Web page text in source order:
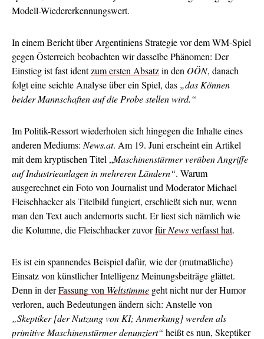
Modell-Wiedererkennungswert.
In einem Bericht über Argentiniens Strategie vor dem WM-Spiel
gegen Österreich beobachten wir dasselbe Phänomen: Der
Einstieg ist fast identzum ersten Absatzin den OÖN, danach
folgt eine seichte Analyse über ein Spiel, das „das Können
beider Mannschaften auf die Probe stellen wird.“
Im Politik-Ressort wiederholen sich hingegen die Inhalte eines
anderen Mediums: News.at. Am 19. Juni erscheint ein Artikel
mit dem kryptischen Titel „Maschinenstürmer verüben Angriffe
auf Industrieanlagen in mehreren Ländern“. Warum
ausgerechnet ein Foto von Journalist und Moderator Michael
Fleischhacker als Titelbild fungiert, erschließt sich nur, wenn
man den Text auch andernorts sucht. Er liest sich nämlich wie
die Kolumne, die Fleischhacker zuvorfürNewsverfasst hat.
Es ist ein spannendes Beispiel dafür, wie der (mutmaßliche)
Einsatz von künstlicher Intelligenz Meinungsbeiträge glättet.
Denn in derFassung von Weltstimme geht nicht nur der Humor
verloren, auch Bedeutungen ändern sich: Anstelle von
„Skeptiker [der Nutzung von KI; Anmerkung] werden als
primitive Maschinenstürmer denunziert“ heißt es nun, Skeptiker